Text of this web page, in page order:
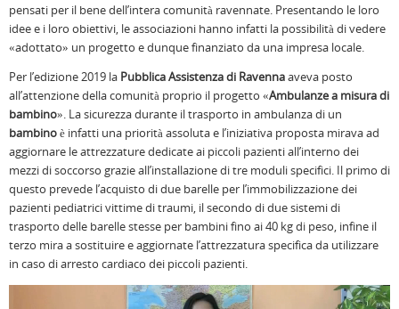
pensati per il bene dell’intera comunità ravennate. Presentando le loro
idee e i loro obiettivi, le associazioni hanno infatti la possibilità di vedere
«adottato» un progetto e dunque finanziato da una impresa locale.
Per l’edizione 2019 la Pubblica Assistenza di Ravennaaveva posto
all’attenzione della comunità proprio il progetto «Ambulanze a misura di
bambino». La sicurezza durante il trasporto in ambulanza di un
bambinoè infatti una priorità assoluta e l’iniziativa proposta mirava ad
aggiornare le attrezzature dedicate ai piccoli pazienti all’interno dei
mezzi di soccorso grazie all’installazione di tre moduli specifici. Il primo di
questo prevede l’acquisto di due barelle per l’immobilizzazione dei
pazienti pediatrici vittime di traumi, il secondo di due sistemi di
trasporto delle barelle stesse per bambini fino ai 40 kg di peso, infine il
terzo mira a sostituire e aggiornate l’attrezzatura specifica da utilizzare
in caso di arresto cardiaco dei piccoli pazienti.